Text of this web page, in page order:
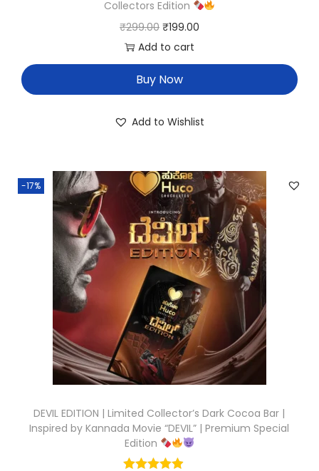
Collectors Edition
₹299.00 ₹199.00
Add to cart
Buy Now
Add to Wishlist
-17%
DEVIL EDITION | Limited Collector’s Dark Cocoa Bar |
Inspired by Kannada Movie “DEVIL” | Premium Special
Edition